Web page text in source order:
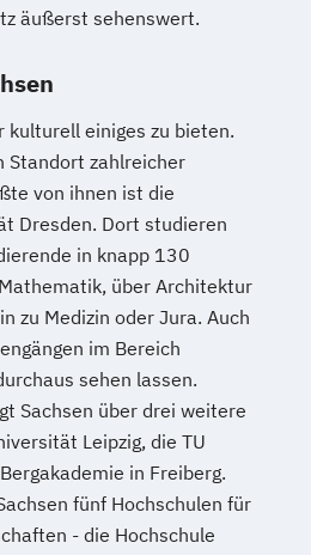
äußerst sehenswert.
kulturell einiges zu bieten.
Standort zahlreicher
von ihnen ist die
Dresden. Dort studieren
in knapp 130
über Architektur
zu Medizin oder Jura. Auch
im Bereich
sehen lassen.
Sachsen über drei weitere
Leipzig, die TU
in Freiberg.
fünf Hochschulen für
- die Hochschule